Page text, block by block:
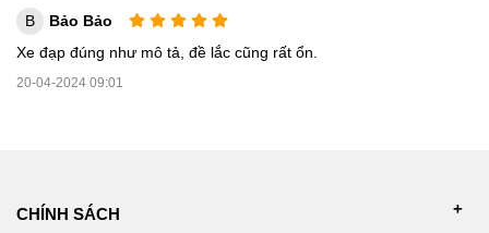
B
Bảo Bảo
Xe đạp đúng như mô tả, đề lắc cũng rất ổn.
20-04-2024 09:01
CHÍNH SÁCH